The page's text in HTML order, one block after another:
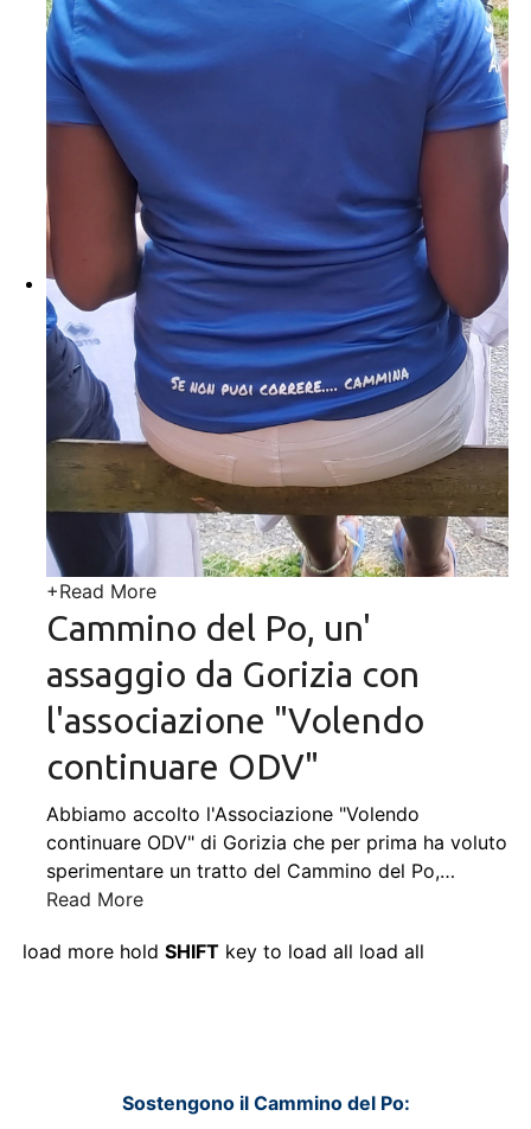
+Read More
Cammino del Po, un'
assaggio da Gorizia con
l'associazione "Volendo
continuare ODV"
Abbiamo accolto l'Associazione "Volendo
continuare ODV" di Gorizia che per prima ha voluto
sperimentare un tratto del Cammino del Po,…
Read More
load more holdSHIFT key to load all load all
Sostengono il Cammino del Po: